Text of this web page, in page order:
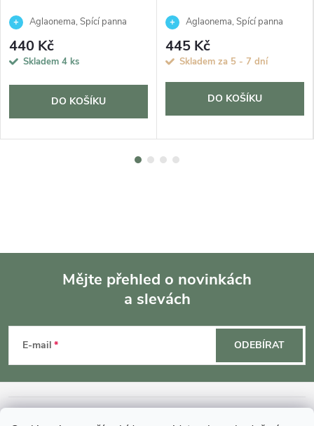
Aglaonema, Spící panna
440 Kč
Skladem 4 ks
DO KOŠÍKU
Aglaonema, Spící panna
445 Kč
Skladem za 5 - 7 dní
DO KOŠÍKU
p
a
Mějte přehled o novinkách
a slevách
E-mail ODEBÍRAT